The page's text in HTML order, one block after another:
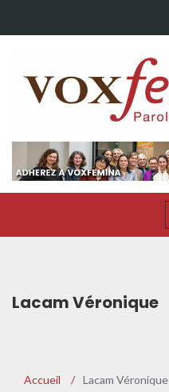
Lacam Véronique
Accueil / Lacam Véronique